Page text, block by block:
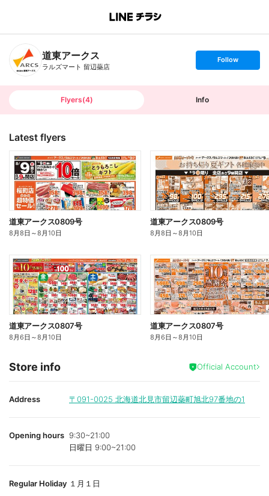
B
n
T
道東アークス
ラルズマート 留辺蘂店
s
t
o
Follow
Flyers(4) Info
Latest flyers
道東アークス0809号
8月8日 ～8月10日
道東アークス0809号
8月8日 ～8月10日
道東アークス0807号
8月6日 ～8月10日
道東アークス0807号
8月6日 ～8月10日
Store info Official Account
Address 〒091-0025 北海道北見市留辺蘂町旭北97番地の1
Opening hours 9:30~21:00
日曜日 9:00~21:00
Regular Holiday １月１日